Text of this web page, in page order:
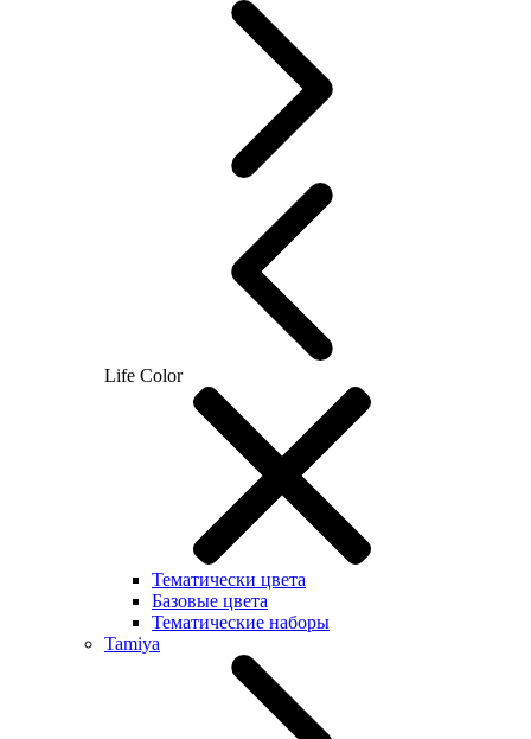
Life Color
Тематически цвета
Базовые цвета
Тематические наборы
Tamiya